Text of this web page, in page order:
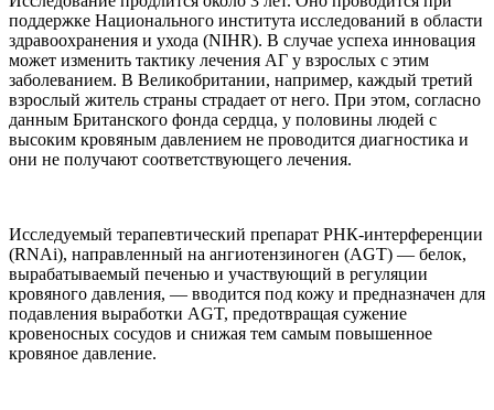
поддержке Национального института исследований в области
здравоохранения и ухода (NIHR). В случае успеха инновация
может изменить тактику лечения АГ у взрослых с этим
заболеванием. В Великобритании, например, каждый третий
взрослый житель страны страдает от него. При этом, согласно
данным Британского фонда сердца, у половины людей с
высоким кровяным давлением не проводится диагностика и
они не получают соответствующего лечения.
Исследуемый терапевтический препарат РНК-интерференции
(RNAi), направленный на ангиотензиноген (AGT) — белок,
вырабатываемый печенью и участвующий в регуляции
кровяного давления, — вводится под кожу и предназначен для
подавления выработки AGT, предотвращая сужение
кровеносных сосудов и снижая тем самым повышенное
кровяное давление.